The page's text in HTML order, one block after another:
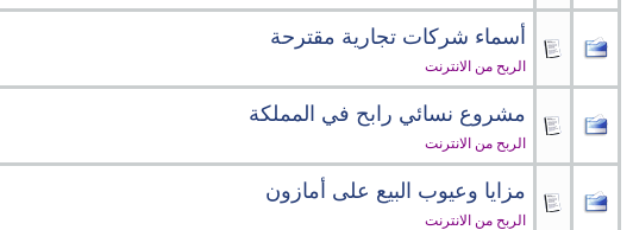
أسماء شركات تجارية مقترحة
الربح من الانترنت
مشروع نسائي رابح في المملكة
الربح من الانترنت
مزايا وعيوب البيع على أمازون
الربح من الانترنت